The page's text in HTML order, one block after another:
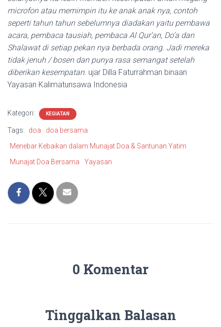
microfon atau memimpin itu ke anak anak nya, contoh
seperti tahun tahun sebelumnya diadakan yaitu pembawa
acara, pembaca tausiah, pembaca Al Qur’an, Do’a dan
Shalawat di setiap pekan nya berbada orang. Jadi mereka
tidak jenuh / bosen dan punya rasa semangat setelah
diberikan kesempatan. ujar Dilla Faturrahman binaan
Yayasan Kalimatunsawa Indonesia
Kategori: KEGIATAN
Tags: doa
doa bersama
Menebar Kebaikan dalam Munajat Doa & Santunan Yatim
Munajat Doa Bersama
Yayasan
0 Komentar
Tinggalkan Balasan